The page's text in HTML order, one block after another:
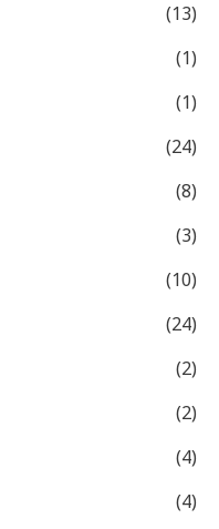
(13)
(1)
(1)
(24)
(8)
(3)
(10)
(24)
(2)
(2)
(4)
(4)